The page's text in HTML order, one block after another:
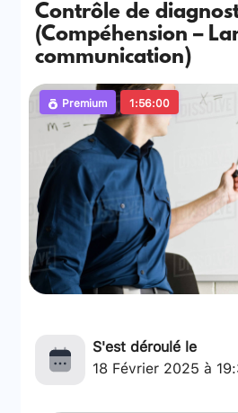
Contrôle de
(Compéhension –
communication)
Premium 1:56:00
S'est déroulé le
18 Février 2025 à